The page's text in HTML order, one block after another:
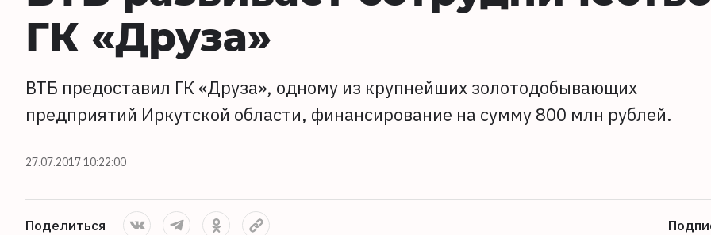
ГК «Друза»
ВТБ предоставил ГК «Друза», одному из крупнейших золотодобывающих
предприятий Иркутской области, финансирование на сумму 800 млн рублей.
27.07.2017 10:22:00
Поделиться